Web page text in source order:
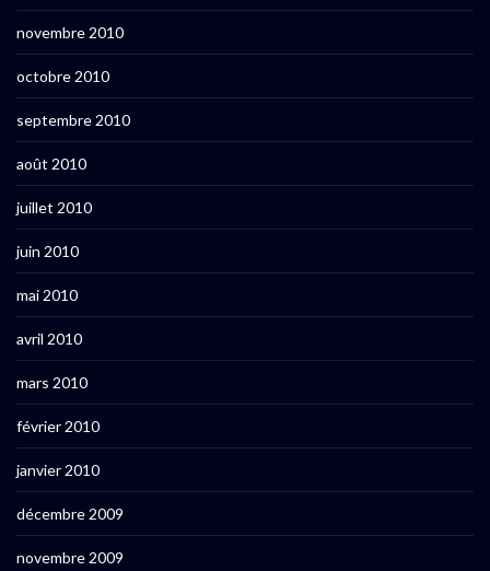
novembre 2010
octobre 2010
septembre 2010
août 2010
juillet 2010
juin 2010
mai 2010
avril 2010
mars 2010
février 2010
janvier 2010
décembre 2009
novembre 2009